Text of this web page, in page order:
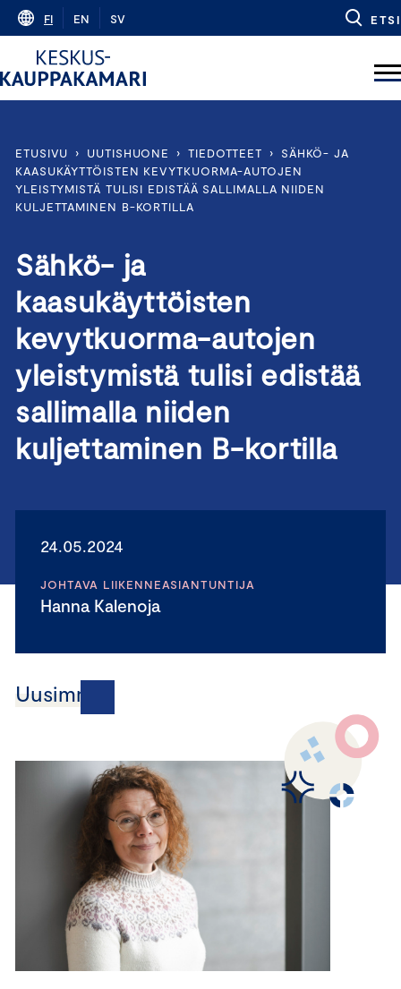
Skip
content
FI EN SV ETSI
ETUSIVU › UUTISHUONE › TIEDOTTEET ›
SÄHKÖ- JA
KAASUKÄYTTÖISTEN KEVYTKUORMA-AUTOJEN
YLEISTYMISTÄ TULISI EDISTÄÄ SALLIMALLA NIIDEN
KULJETTAMINEN B-KORTILLA
Sähkö- ja
kaasukäyttöisten
kevytkuorma-autojen
yleistymistä tulisi edistää
sallimalla niiden
kuljettaminen B-kortilla
24.05.2024
JOHTAVA LIIKENNEASIANTUNTIJA
Hanna Kalenoja
Uusimmat